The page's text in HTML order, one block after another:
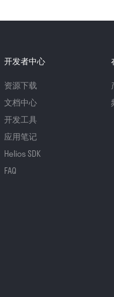
开发者中心
资源下载
文档中心
开发工具
应用笔记
Helios SDK
FAQ